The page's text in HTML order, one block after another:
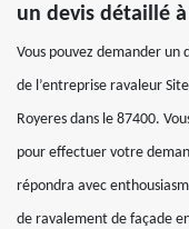
un devis détaillé
Vous pouvez demander un
de l’entreprise ravaleur
Royeres dans le 87400.
pour effectuer votre
répondra avec
de ravalement de façade